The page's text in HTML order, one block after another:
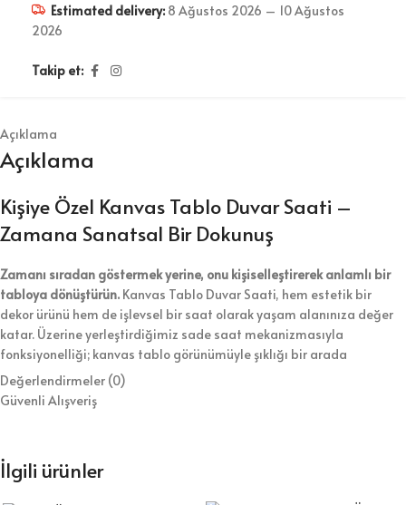
Estimated delivery: 8 Ağustos 2026 – 10 Ağustos
2026
Takip et:
Açıklama
Açıklama
Kişiye Özel Kanvas Tablo Duvar Saati –
Zamana Sanatsal Bir Dokunuş
Zamanı sıradan göstermek yerine, onu kişiselleştirerek anlamlı bir
tabloya dönüştürün. Kanvas Tablo Duvar Saati, hem estetik bir
dekor ürünü hem de işlevsel bir saat olarak yaşam alanınıza değer
katar. Üzerine yerleştirdiğimiz sade saat mekanizmasıyla
fonksiyonelliği; kanvas tablo görünümüyle şıklığı bir arada
sunuyoruz.
Kanvas Tablo Duvar Saati Ürün Özellikleri
ebatlarda da üretim yapıyoruz.
Değerlendirmeler (0)
Güvenli Alışveriş
İlgili ürünler